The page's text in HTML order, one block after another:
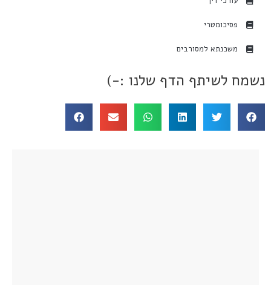
פסיכומטרי
משכנתא למסורבים
נשמח לשיתף הדף שלנו :-)